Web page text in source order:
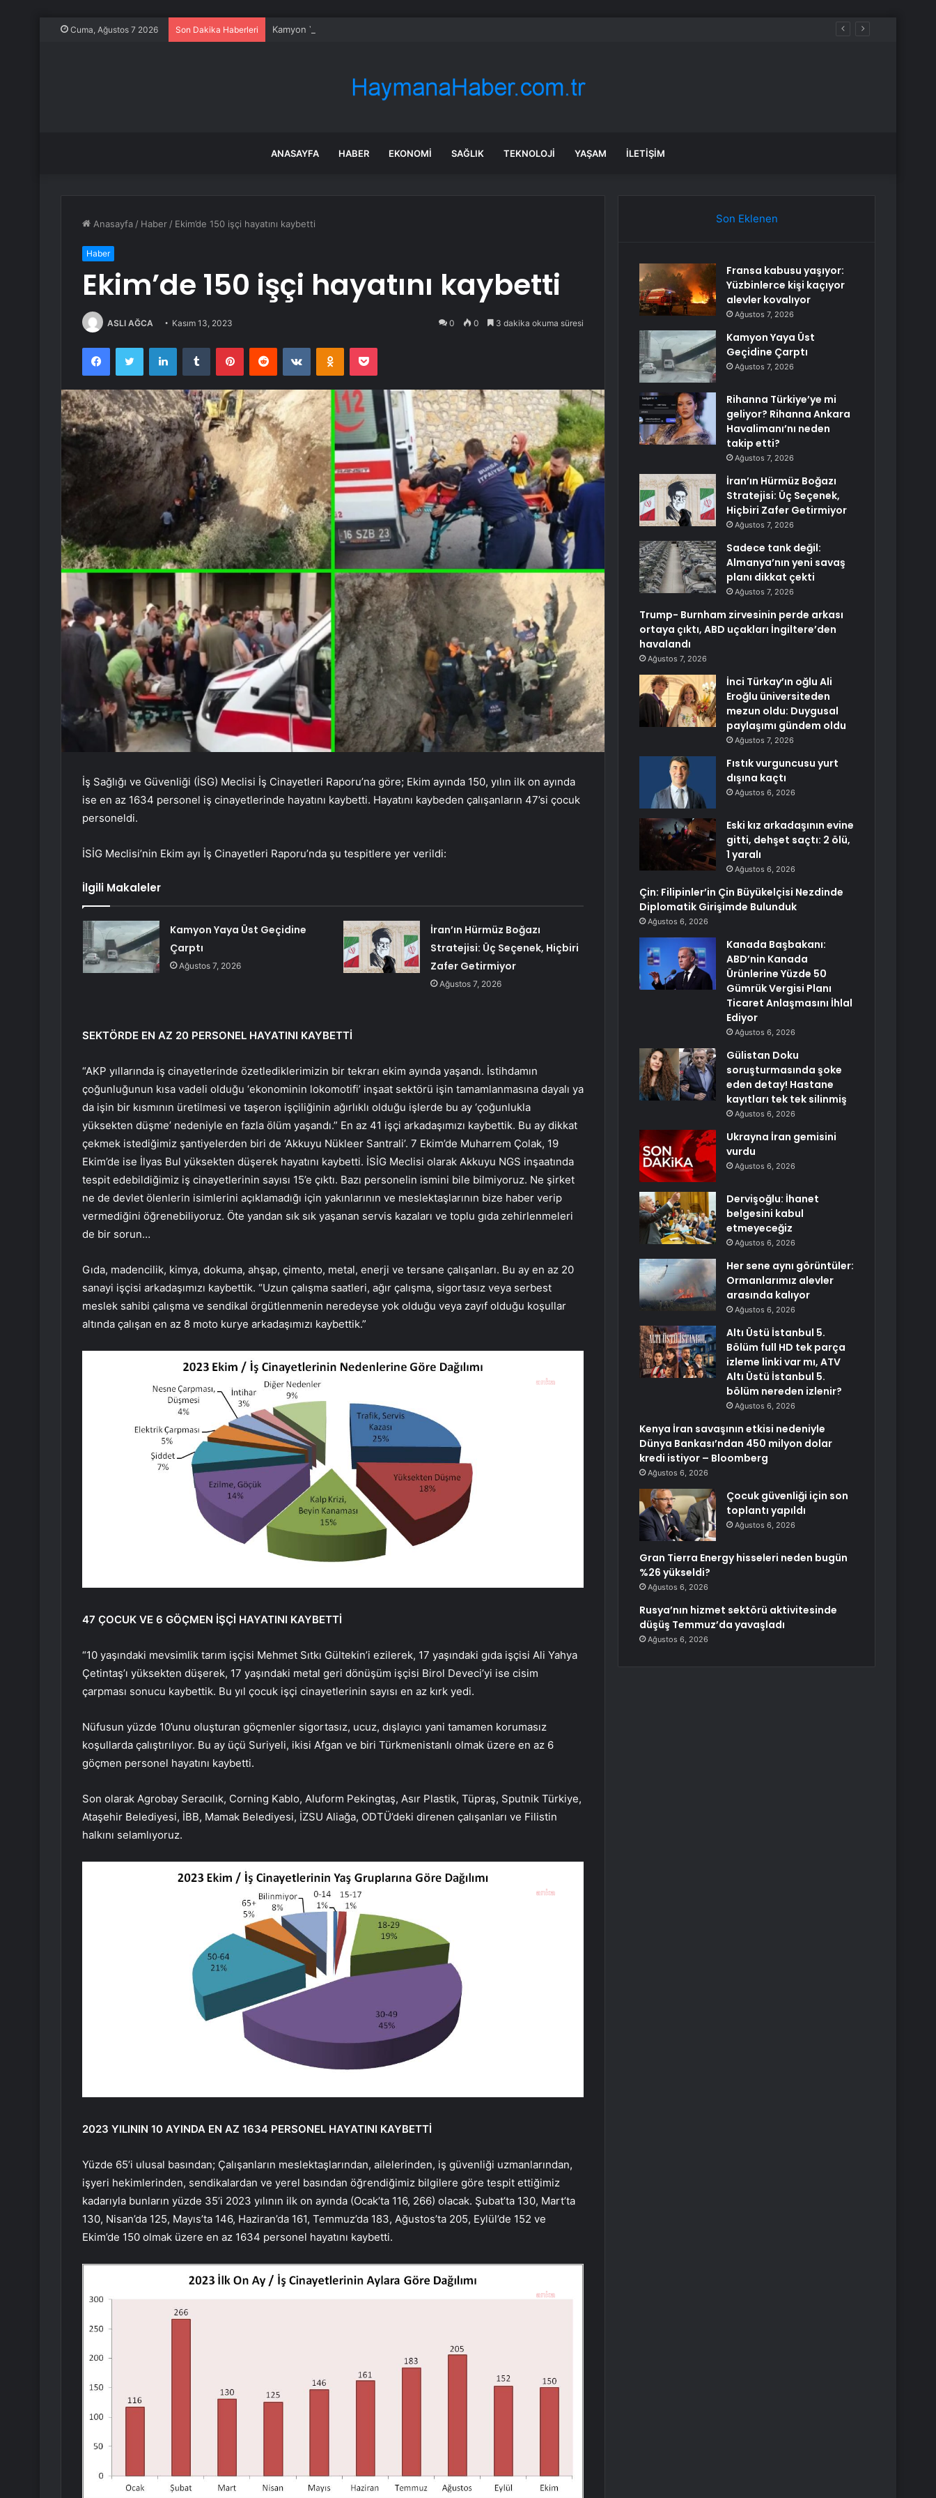
Cuma, Ağustos 7 2026 Son Dakika Haberleri Kamyon Yaya Üst Geçidine Çarptı
ANASAYFA HABER EKONOMI SAĞLIK TEKNOLOJI YAŞAM İLETIŞIM
Anasayfa / Haber / Ekim’de 150 işçi hayatını kaybetti
Haber
Ekim’de 150 işçi hayatını kaybetti
ASLI AĞCA Kasım 13, 2023 0 0 3 dakika okuma süresi
FacebookTwitter LinkedInTumblr PinterestReddit VKontakteOdnoklassniki
Pocket
İş Sağlığı ve Güvenliği (İSG) Meclisi İş Cinayetleri Raporu’na göre; Ekim ayında 150, yılın ilk on ayında
ise en az 1634 personel iş cinayetlerinde hayatını kaybetti. Hayatını kaybeden çalışanların 47’si çocuk
personeldi.
İSİG Meclisi’nin Ekim ayı İş Cinayetleri Raporu’nda şu tespitlere yer verildi:
İlgili Makaleler
Kamyon Yaya Üst Geçidine
Çarptı
Ağustos 7, 2026
İran’ın Hürmüz Boğazı
Stratejisi: Üç Seçenek, Hiçbiri
Zafer Getirmiyor
Ağustos 7, 2026
SEKTÖRDE EN AZ 20 PERSONEL HAYATINI KAYBETTİ
“AKP yıllarında iş cinayetlerinde özetlediklerimizin bir tekrarı ekim ayında yaşandı. İstihdamın
çoğunluğunun kısa vadeli olduğu ‘ekonominin lokomotifi’ inşaat sektörü işin tamamlanmasına dayalı ya
da işin bir kısmının üretilmesi ve taşeron işçiliğinin ağırlıklı olduğu işlerde bu ay ‘çoğunlukla
yüksekten düşme’ nedeniyle en fazla ölüm yaşandı.” En az 41 işçi arkadaşımızı kaybettik. Bu ay dikkat
çekmek istediğimiz şantiyelerden biri de ‘Akkuyu Nükleer Santrali’. 7 Ekim’de Muharrem Çolak, 19
Ekim’de ise İlyas Bul yüksekten düşerek hayatını kaybetti. İSİG Meclisi olarak Akkuyu NGS inşaatında
tespit edebildiğimiz iş cinayetlerinin sayısı 15’e çıktı. Bazı personelin ismini bile bilmiyoruz. Ne şirket
ne de devlet ölenlerin isimlerini açıklamadığı için yakınlarının ve meslektaşlarının bize haber verip
vermediğini öğrenebiliyoruz. Öte yandan sık sık yaşanan servis kazaları ve toplu gıda zehirlenmeleri
de bir sorun…
Gıda, madencilik, kimya, dokuma, ahşap, çimento, metal, enerji ve tersane çalışanları. Bu ay en az 20
sanayi işçisi arkadaşımızı kaybettik. “Uzun çalışma saatleri, ağır çalışma, sigortasız veya serbest
meslek sahibi çalışma ve sendikal örgütlenmenin neredeyse yok olduğu veya zayıf olduğu koşullar
altında çalışan en az 8 moto kurye arkadaşımızı kaybettik.”
47 ÇOCUK VE 6 GÖÇMEN İŞÇİ HAYATINI KAYBETTİ
“10 yaşındaki mevsimlik tarım işçisi Mehmet Sıtkı Gültekin’i ezilerek, 17 yaşındaki gıda işçisi Ali Yahya
Çetintaş’ı yüksekten düşerek, 17 yaşındaki metal geri dönüşüm işçisi Birol Deveci’yi ise cisim
çarpması sonucu kaybettik. Bu yıl çocuk işçi cinayetlerinin sayısı en az kırk yedi.
Nüfusun yüzde 10’unu oluşturan göçmenler sigortasız, ucuz, dışlayıcı yani tamamen korumasız
koşullarda çalıştırılıyor. Bu ay üçü Suriyeli, ikisi Afgan ve biri Türkmenistanlı olmak üzere en az 6
göçmen personel hayatını kaybetti.
Son olarak Agrobay Seracılık, Corning Kablo, Aluform Pekingtaş, Asır Plastik, Tüpraş, Sputnik Türkiye,
Ataşehir Belediyesi, İBB, Mamak Belediyesi, İZSU Aliağa, ODTÜ’deki direnen çalışanları ve Filistin
halkını selamlıyoruz.
2023 YILININ 10 AYINDA EN AZ 1634 PERSONEL HAYATINI KAYBETTİ
Yüzde 65’i ulusal basından; Çalışanların meslektaşlarından, ailelerinden, iş güvenliği uzmanlarından,
işyeri hekimlerinden, sendikalardan ve yerel basından öğrendiğimiz bilgilere göre tespit ettiğimiz
kadarıyla bunların yüzde 35’i 2023 yılının ilk on ayında (Ocak’ta 116, 266) olacak. Şubat’ta 130, Mart’ta
130, Nisan’da 125, Mayıs’ta 146, Haziran’da 161, Temmuz’da 183, Ağustos’ta 205, Eylül’de 152 ve
Ekim’de 150 olmak üzere en az 1634 personel hayatını kaybetti.
Son Eklenen
Fransa kabusu yaşıyor:
Yüzbinlerce kişi kaçıyor
alevler kovalıyor
Ağustos 7, 2026
Kamyon Yaya Üst
Geçidine Çarptı
Ağustos 7, 2026
Rihanna Türkiye’ye mi
geliyor? Rihanna Ankara
Havalimanı’nı neden
takip etti?
Ağustos 7, 2026
İran’ın Hürmüz Boğazı
Stratejisi: Üç Seçenek,
Hiçbiri Zafer Getirmiyor
Ağustos 7, 2026
Sadece tank değil:
Almanya’nın yeni savaş
planı dikkat çekti
Ağustos 7, 2026
Trump- Burnham zirvesinin perde arkası
ortaya çıktı, ABD uçakları İngiltere’den
havalandı
Ağustos 7, 2026
İnci Türkay’ın oğlu Ali
Eroğlu üniversiteden
mezun oldu: Duygusal
paylaşımı gündem oldu
Ağustos 7, 2026
Fıstık vurguncusu yurt
dışına kaçtı
Ağustos 6, 2026
Eski kız arkadaşının evine
gitti, dehşet saçtı: 2 ölü,
1 yaralı
Ağustos 6, 2026
Çin: Filipinler’in Çin Büyükelçisi Nezdinde
Diplomatik Girişimde Bulunduk
Ağustos 6, 2026
Kanada Başbakanı:
ABD’nin Kanada
Ürünlerine Yüzde 50
Gümrük Vergisi Planı
Ticaret Anlaşmasını İhlal
Ediyor
Ağustos 6, 2026
Gülistan Doku
soruşturmasında şoke
eden detay! Hastane
kayıtları tek tek silinmiş
Ağustos 6, 2026
Ukrayna İran gemisini
vurdu
Ağustos 6, 2026
Dervişoğlu: İhanet
belgesini kabul
etmeyeceğiz
Ağustos 6, 2026
Her sene aynı görüntüler:
Ormanlarımız alevler
arasında kalıyor
Ağustos 6, 2026
Altı Üstü İstanbul 5.
Bölüm full HD tek parça
izleme linki var mı, ATV
Altı Üstü İstanbul 5.
bölüm nereden izlenir?
Ağustos 6, 2026
Kenya İran savaşının etkisi nedeniyle
Dünya Bankası’ndan 450 milyon dolar
kredi istiyor – Bloomberg
Ağustos 6, 2026
Çocuk güvenliği için son
toplantı yapıldı
Ağustos 6, 2026
Gran Tierra Energy hisseleri neden bugün
%26 yükseldi?
Ağustos 6, 2026
Rusya’nın hizmet sektörü aktivitesinde
düşüş Temmuz’da yavaşladı
Ağustos 6, 2026